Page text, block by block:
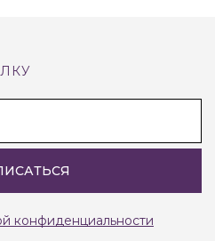
конфиденциальности